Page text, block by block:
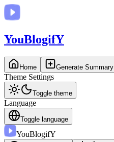
YouBlogifY
Home Generate Summary
Theme Settings
Toggle theme
Language
Toggle language
YouBlogifY